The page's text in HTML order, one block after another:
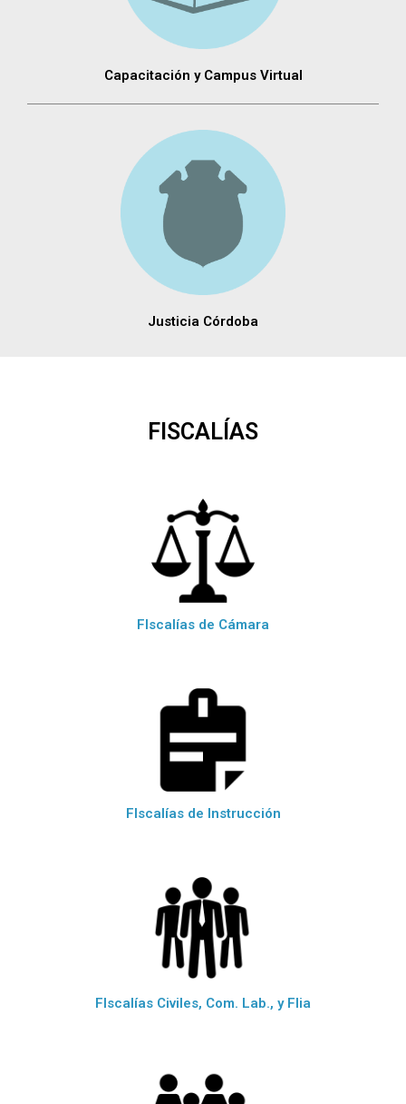
Capacitación y Campus Virtual
Justicia Córdoba
FISCALÍAS
FIscalías de Cámara
FIscalías de Instrucción
FIscalías Civiles, Com. Lab., y Flia